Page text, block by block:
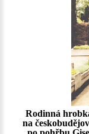
Rodinná
na